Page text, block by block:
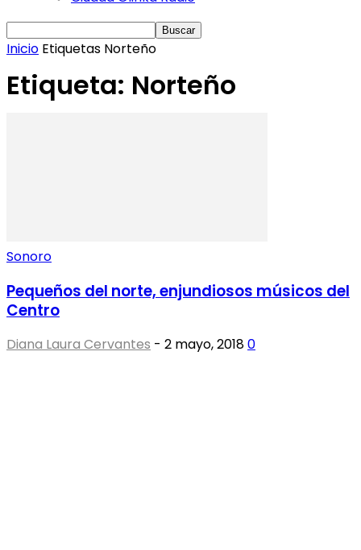
Inicio Etiquetas Norteño
Etiqueta: Norteño
Sonoro
Pequeños del norte, enjundiosos músicos del
Centro
Diana Laura Cervantes - 2 mayo, 20180